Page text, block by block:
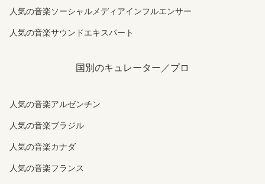
人気の音楽ソーシャルメディアインフルエンサー
人気の音楽サウンドエキスパート
国別のキュレーター／プロ
人気の音楽アルゼンチン
人気の音楽ブラジル
人気の音楽カナダ
人気の音楽フランス